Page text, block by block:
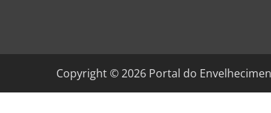
Copyright ©2026 Portal do